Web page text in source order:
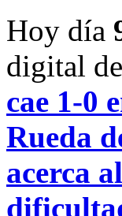
Hoy día
digital
cae 1-0
Rueda
acerca